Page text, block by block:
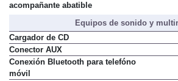
acompañante abatible
Equipos de sonido y
Cargador de CD
Conector AUX
Conexión Bluetooth para telefóno
móvil